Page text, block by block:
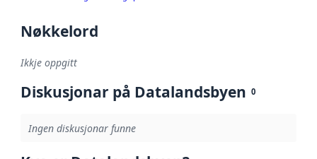
Nøkkelord
Ikkje oppgitt
Diskusjonar på Datalandsbyen 0
Ingen diskusjonar funne